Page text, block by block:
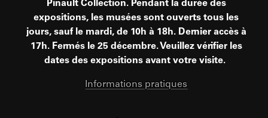
Pinault Collection. Pendant la durée des
expositions, les musées sont ouverts tous les
jours, sauf le mardi, de 10h à 18h. Dernier accès à
17h. Fermés le 25 décembre. Veuillez vérifier les
dates des expositions avant votre visite.
Informations pratiques